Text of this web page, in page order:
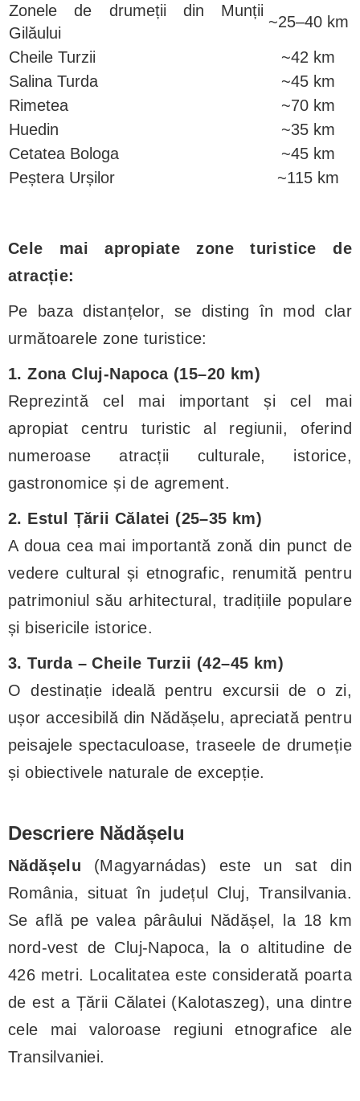
Zonele de drumeții din Munții
Gilăului
~25–40 km
Cheile Turzii
~42 km
Salina Turda
~45 km
Rimetea
~70 km
Huedin
~35 km
Cetatea Bologa
~45 km
Peștera Urșilor
~115 km
Cele mai apropiate zone turistice de
atracție:
Pe baza distanțelor, se disting în mod clar
următoarele zone turistice:
1. Zona Cluj-Napoca (15–20 km)
Reprezintă cel mai important și cel mai
apropiat centru turistic al regiunii, oferind
numeroase atracții culturale, istorice,
gastronomice și de agrement.
2. Estul Țării Călatei (25–35 km)
A doua cea mai importantă zonă din punct de
vedere cultural și etnografic, renumită pentru
patrimoniul său arhitectural, tradițiile populare
și bisericile istorice.
3. Turda – Cheile Turzii (42–45 km)
O destinație ideală pentru excursii de o zi,
ușor accesibilă din Nădășelu, apreciată pentru
peisajele spectaculoase, traseele de drumeție
și obiectivele naturale de excepție.
Descriere Nădășelu
Nădășelu (Magyarnádas) este un sat din
România, situat în județul Cluj, Transilvania.
Se află pe valea pârâului Nădășel, la 18 km
nord-vest de Cluj-Napoca, la o altitudine de
426 metri. Localitatea este considerată poarta
de est a Țării Călatei (Kalotaszeg), una dintre
cele mai valoroase regiuni etnografice ale
Transilvaniei.